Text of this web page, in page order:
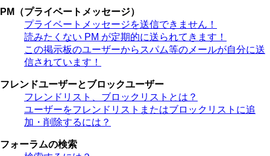
PM（プライベートメッセージ）
プライベートメッセージを送信できません！
読みたくない PM が定期的に送られてきます！
この掲示板のユーザーからスパム等のメールが自分に送
信されています！
フレンドユーザーとブロックユーザー
フレンドリスト、ブロックリストとは？
ユーザーをフレンドリストまたはブロックリストに追
加・削除するには？
フォーラムの検索